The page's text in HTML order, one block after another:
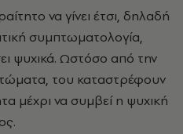
να γίνει έτσι, δηλαδή
συμπτωματολογία,
ψυχικά. Ωστόσο από την
του καταστρέφουν
μέχρι να συμβεί η ψυχική